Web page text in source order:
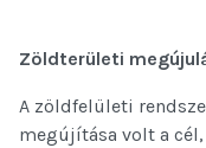
Zöldterületi
A zöldfelületi
megújítása volt a